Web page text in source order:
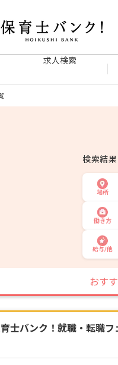
求人検索
検索結
場所
働き方
給与/他
おす
士バンク！就職・転職フ